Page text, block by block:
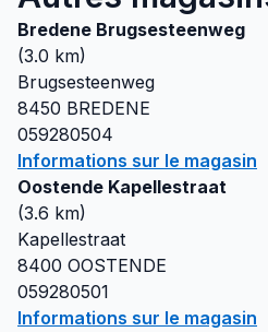
Bredene Brugsesteenweg
(3.0 km)
Brugsesteenweg
8450 BREDENE
059280504
Informations sur le magasin
Oostende Kapellestraat
(3.6 km)
Kapellestraat
8400 OOSTENDE
059280501
Informations sur le magasin